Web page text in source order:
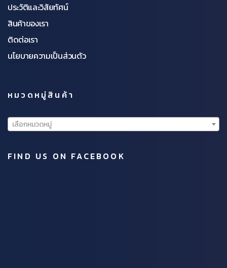
ประวัติและวิสัยทัศน์
สินค้าของเรา
ติดต่อเรา
นโยบายความเป็นส่วนตัว
หมวดหมู่สินค้า
เลือกหมวดหมู่
FIND US ON FACEBOOK